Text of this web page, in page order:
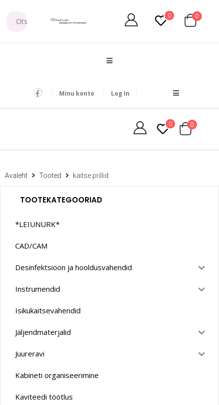
0 0
Minu konto Log In
0 0
Avaleht Tooted kaitse prillid
TOOTEKATEGOORIAD
*LEIUNURK*
CAD/CAM
Desinfektsioon ja hooldusvahendid
Instrumendid
Isikukaitsevahendid
Jäljendmaterjalid
Juureravi
Kabineti organiseerimine
Kaviteedi töötlus